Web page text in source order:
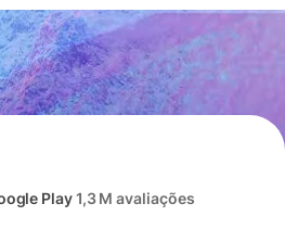
Play1,3 M avaliações